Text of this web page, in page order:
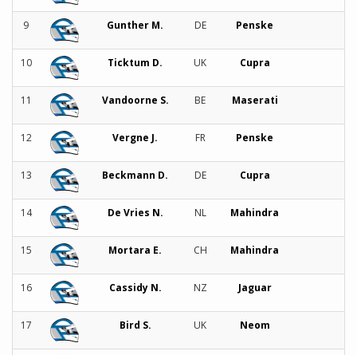
9 Gunther M. DE Penske
10 Ticktum D. UK Cupra
11 Vandoorne S. BE Maserati
12 Vergne J. FR Penske
13 Beckmann D. DE Cupra
14 De Vries N. NL Mahindra
15 Mortara E. CH Mahindra
16 Cassidy N. NZ Jaguar
17 Bird S. UK Neom